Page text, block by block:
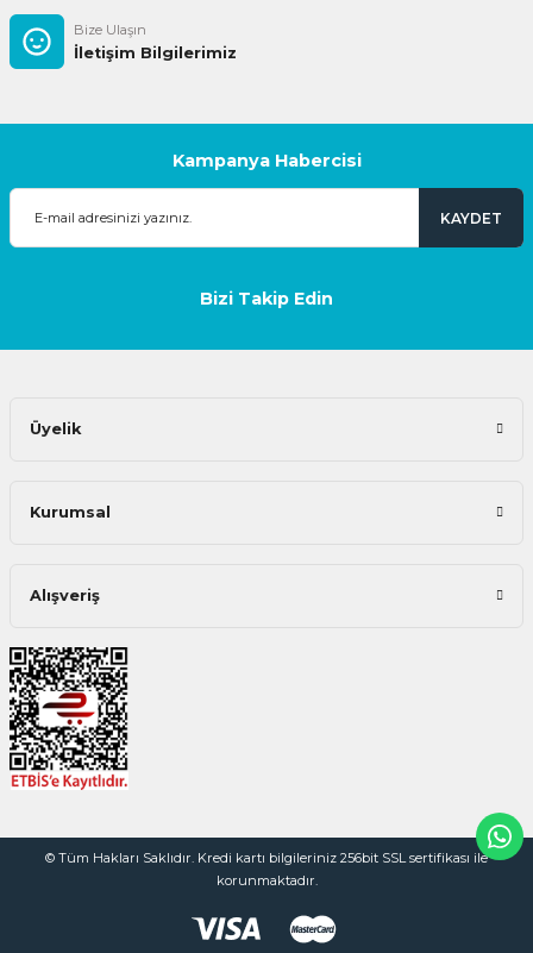
Bize Ulaşın
İletişim Bilgilerimiz
Kampanya Habercisi
KAYDET
Bizi Takip Edin
Üyelik
Kurumsal
Alışveriş
© Tüm Hakları Saklıdır. Kredi kartı bilgileriniz 256bit SSL sertifikası ile
korunmaktadır.